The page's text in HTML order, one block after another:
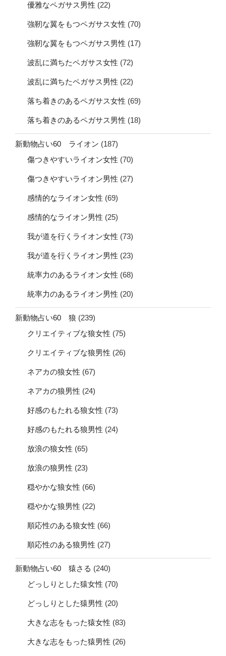
優雅なペガサス男性 (22)
強靭な翼をもつペガサス女性 (70)
強靭な翼をもつペガサス男性 (17)
波乱に満ちたペガサス女性 (72)
波乱に満ちたペガサス男性 (22)
落ち着きのあるペガサス女性 (69)
落ち着きのあるペガサス男性 (18)
新動物占い60 ライオン (187)
傷つきやすいライオン女性 (70)
傷つきやすいライオン男性 (27)
感情的なライオン女性 (69)
感情的なライオン男性 (25)
我が道を行くライオン女性 (73)
我が道を行くライオン男性 (23)
統率力のあるライオン女性 (68)
統率力のあるライオン男性 (20)
新動物占い60 狼 (239)
クリエイティブな狼女性 (75)
クリエイティブな狼男性 (26)
ネアカの狼女性 (67)
ネアカの狼男性 (24)
好感のもたれる狼女性 (73)
好感のもたれる狼男性 (24)
放浪の狼女性 (65)
放浪の狼男性 (23)
穏やかな狼女性 (66)
穏やかな狼男性 (22)
順応性のある狼女性 (66)
順応性のある狼男性 (27)
新動物占い60 猿さる (240)
どっしりとした猿女性 (70)
どっしりとした猿男性 (20)
大きな志をもった猿女性 (83)
大きな志をもった猿男性 (26)